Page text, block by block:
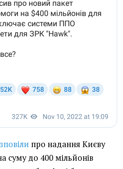
про надання Києву
суму до 400 мільйонів